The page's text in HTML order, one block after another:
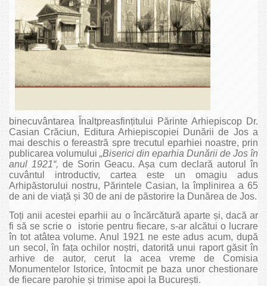
binecuvântarea Înalt­preasfințitului Părinte Arhiepis­cop Dr.
Casian Crăciun, Editura Arhiepiscopiei Dunării de Jos a
mai deschis o fereastră spre trecutul eparhiei noastre, prin
publicarea volumului „Biserici din eparhia Dunării de Jos în
anul 1921“, de Sorin Geacu. Așa cum declară autorul în
cuvântul introductiv, cartea este un omagiu adus
Arhipăstorului nostru, Părintele Casian, la împlinirea a 65
de ani de viață și 30 de ani de păstorire la Dunărea de Jos.
Toți anii acestei eparhii au o încărcătură aparte și, dacă ar
fi să se scrie o istorie pentru fiecare, s‑ar alcătui o lucrare
în tot atâtea volume. Anul 1921 ne este adus acum, după
un secol, în fața ochilor noștri, datorită unui raport găsit în
arhive de autor, cerut la acea vreme de Comisia
Monumentelor Istorice, întocmit pe baza unor chestionare
de fiecare parohie și trimise apoi la București.